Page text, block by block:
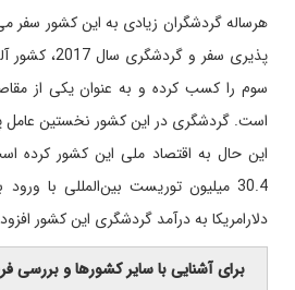
هرساله گردشگران زیادی به این کشور سفر
سوم را کسب کرده و به عنوان یکی از
است. گردشگری در این کشور نخستین عامل
دلارامریکا به درآمد گردشگری این کشور
برای آشنایی با سایر کشورها و